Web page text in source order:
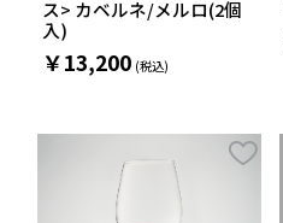
ス> カベルネ/メルロ(2個
入)
￥13,200